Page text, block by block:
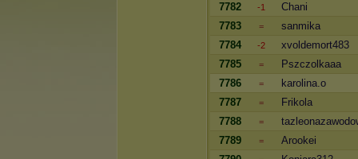
7782
-1
Chani
7783
=
sanmika
7784
-2
xvoldemort483
7785
=
Pszczolkaaa
7786
=
karolina.o
7787
=
Frikola
7788
=
7789
=
Arookei